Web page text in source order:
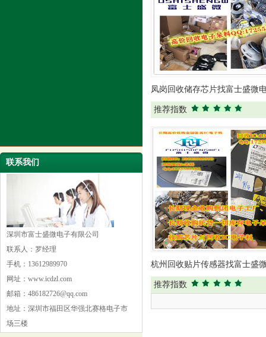
联系我们
深圳市富士盛微电子有限公司
联系人：罗经理
手机：13612989970
网址：www.icdzl.com
邮箱：486182726@qq.com
地址：深圳市福田区华强北赛格电子市
场三楼
凤岗回收储存芯片找富士盛微
司
推荐指数
杭州回收贴片传感器找富士盛
公司
推荐指数